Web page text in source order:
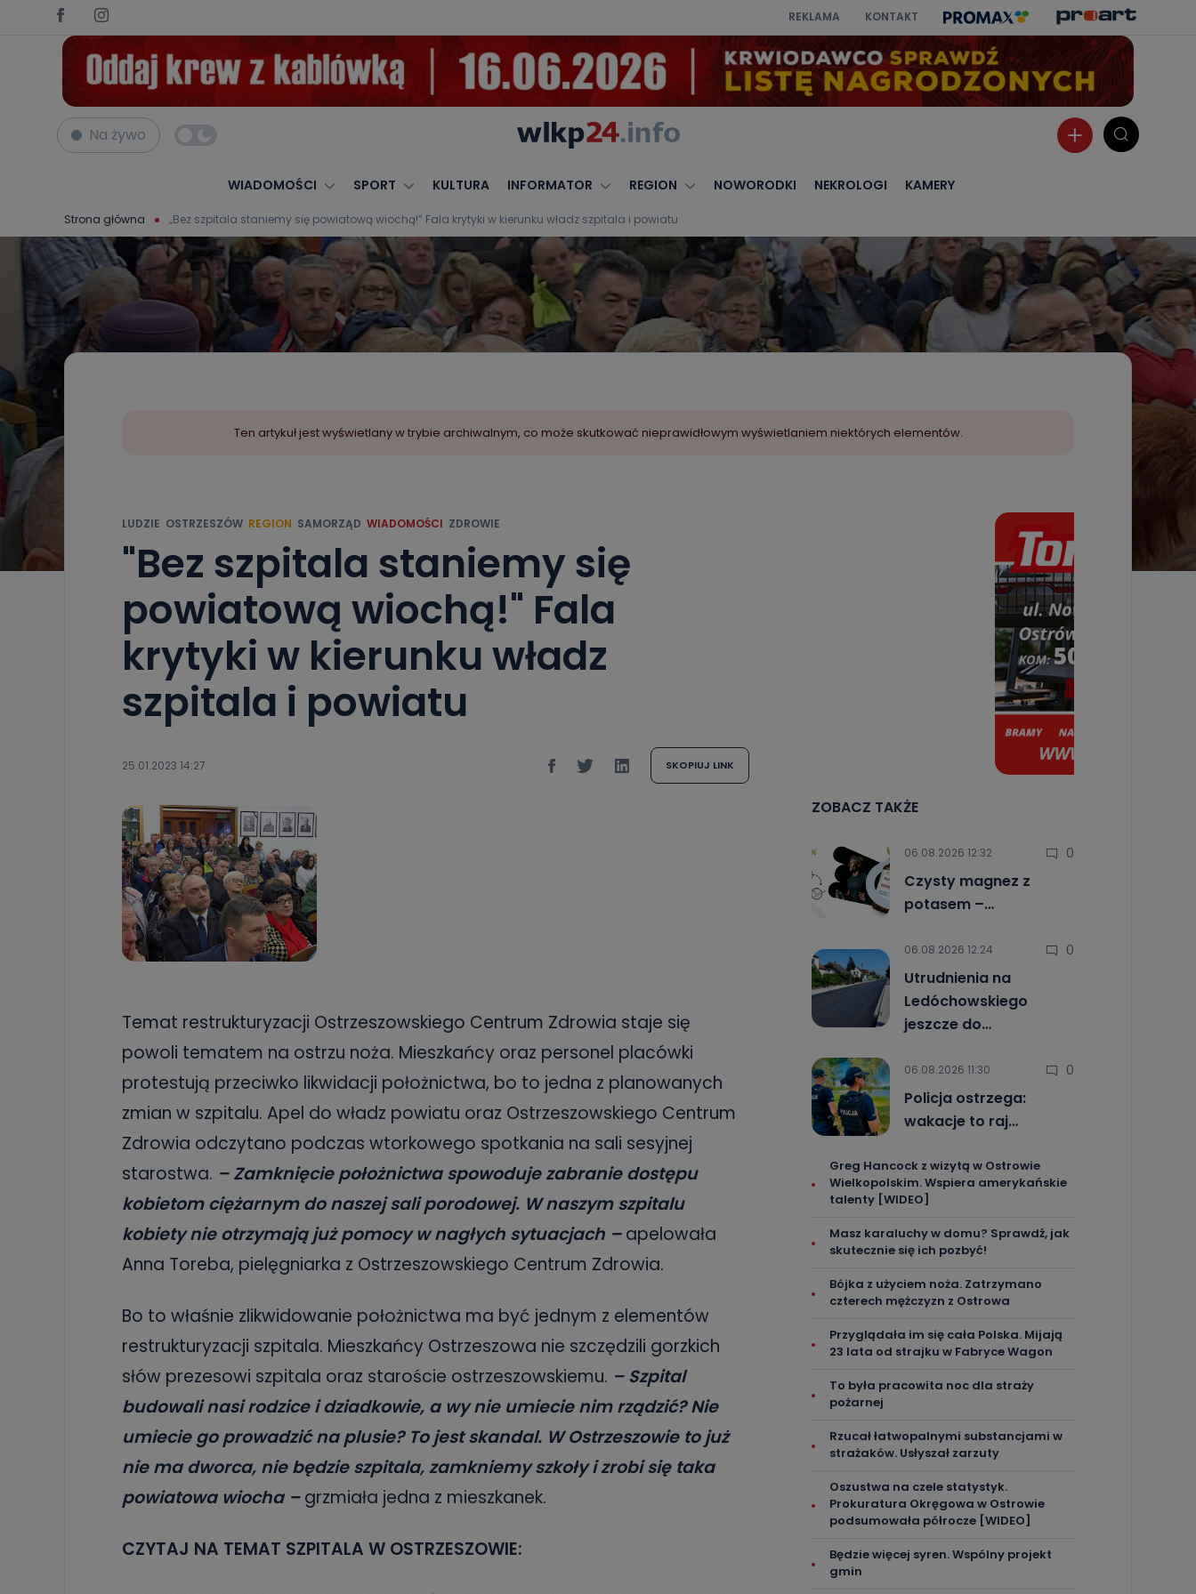
REKLAMA KONTAKT
Na żywo
WIADOMOŚCI SPORT KULTURA INFORMATOR REGION NOWORODKI NEKROLOGI KAMERY
Strona główna „Bez szpitala staniemy się powiatową wiochą!” Fala krytyki w kierunku władz szpitala i powiatu
Ten artykuł jest wyświetlany w trybie archiwalnym, co może skutkować nieprawidłowym wyświetlaniem niektórych elementów.
LUDZIE OSTRZESZÓW REGION SAMORZĄD WIADOMOŚCI ZDROWIE
"Bez szpitala staniemy się
powiatową wiochą!" Fala
krytyki w kierunku władz
szpitala i powiatu
25.01.2023 14:27 SKOPIUJ LINK
Temat restrukturyzacji Ostrzeszowskiego Centrum Zdrowia staje się
powoli tematem na ostrzu noża. Mieszkańcy oraz personel placówki
protestują przeciwko likwidacji położnictwa, bo to jedna z planowanych
zmian w szpitalu. Apel do władz powiatu oraz Ostrzeszowskiego Centrum
Zdrowia odczytano podczas wtorkowego spotkania na sali sesyjnej
starostwa. – Zamknięcie położnictwa spowoduje zabranie dostępu
kobietom ciężarnym do naszej sali porodowej. W naszym szpitalu
kobiety nie otrzymają już pomocy w nagłych sytuacjach –apelowała
Anna Toreba, pielęgniarka z Ostrzeszowskiego Centrum Zdrowia.
Bo to właśnie zlikwidowanie położnictwa ma być jednym z elementów
restrukturyzacji szpitala. Mieszkańcy Ostrzeszowa nie szczędzili gorzkich
słów prezesowi szpitala oraz staroście ostrzeszowskiemu. – Szpital
budowali nasi rodzice i dziadkowie, a wy nie umiecie nim rządzić? Nie
umiecie go prowadzić na plusie? To jest skandal. W Ostrzeszowie to już
nie ma dworca, nie będzie szpitala, zamkniemy szkoły i zrobi się taka
powiatowa wiocha –grzmiała jedna z mieszkanek.
CZYTAJ NA TEMAT SZPITALA W OSTRZESZOWIE:
ZOBACZ TAKŻE
06.08.2026 12:32 0
Czysty magnez z
potasem –…
06.08.2026 12:24 0
Utrudnienia na
Ledóchowskiego
jeszcze do…
06.08.2026 11:30 0
Policja ostrzega:
wakacje to raj…
Greg Hancock z wizytą w Ostrowie
Wielkopolskim. Wspiera amerykańskie
talenty [WIDEO]
Masz karaluchy w domu? Sprawdź, jak
skutecznie się ich pozbyć!
Bójka z użyciem noża. Zatrzymano
czterech mężczyzn z Ostrowa
Przyglądała im się cała Polska. Mijają
23 lata od strajku w Fabryce Wagon
To była pracowita noc dla straży
pożarnej
Rzucał łatwopalnymi substancjami w
strażaków. Usłyszał zarzuty
Oszustwa na czele statystyk.
Prokuratura Okręgowa w Ostrowie
podsumowała półrocze [WIDEO]
Będzie więcej syren. Wspólny projekt
gmin